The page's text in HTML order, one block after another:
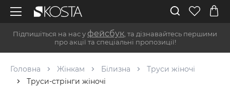
Підпишіться на нас у фейсбук , та дізнавайтесь першими
про акції та спеціальні пропозиції!
Головна Жінкам Білизна
Труси жіночі
Труси-стрінги жіночі